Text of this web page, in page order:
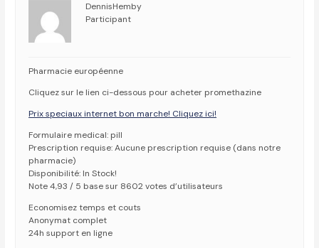
DennisHemby
Participant
Pharmacie européenne
Cliquez sur le lien ci-dessous pour acheter promethazine
Prix speciaux internet bon marche! Cliquez ici!
Formulaire medical: pill
Prescription requise: Aucune prescription requise (dans notre
pharmacie)
Disponibilité: In Stock!
Note 4,93 / 5 base sur 8602 votes d’utilisateurs
Economisez temps et couts
Anonymat complet
24h support en ligne